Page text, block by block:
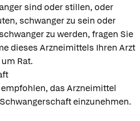
sind oder stillen, oder
schwanger zu sein oder
zu werden, fragen Sie
dieses Arzneimittels Ihren Arzt
Rat.
das Arzneimittel
einzunehmen.